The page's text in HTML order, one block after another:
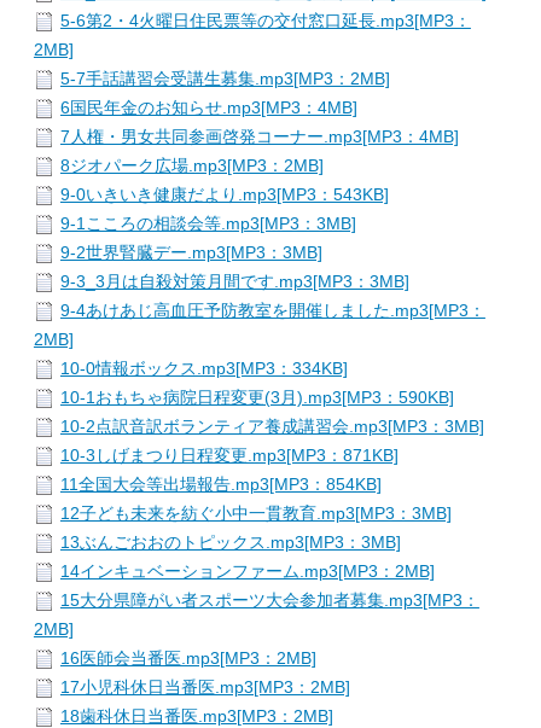
5-6第2・4火曜日住民票等の交付窓口延長.mp3[MP3：
2MB]
5-7手話講習会受講生募集.mp3[MP3：2MB]
6国民年金のお知らせ.mp3[MP3：4MB]
7人権・男女共同参画啓発コーナー.mp3[MP3：4MB]
8ジオパーク広場.mp3[MP3：2MB]
9-0いきいき健康だより.mp3[MP3：543KB]
9-1こころの相談会等.mp3[MP3：3MB]
9-2世界腎臓デー.mp3[MP3：3MB]
9-3_3月は自殺対策月間です.mp3[MP3：3MB]
9-4あけあじ高血圧予防教室を開催しました.mp3[MP3：
2MB]
10-0情報ボックス.mp3[MP3：334KB]
10-1おもちゃ病院日程変更(3月).mp3[MP3：590KB]
10-2点訳音訳ボランティア養成講習会.mp3[MP3：3MB]
10-3しげまつり日程変更.mp3[MP3：871KB]
11全国大会等出場報告.mp3[MP3：854KB]
12子ども未来を紡ぐ小中一貫教育.mp3[MP3：3MB]
13ぶんごおおのトピックス.mp3[MP3：3MB]
14インキュベーションファーム.mp3[MP3：2MB]
15大分県障がい者スポーツ大会参加者募集.mp3[MP3：
2MB]
16医師会当番医.mp3[MP3：2MB]
17小児科休日当番医.mp3[MP3：2MB]
18歯科休日当番医.mp3[MP3：2MB]